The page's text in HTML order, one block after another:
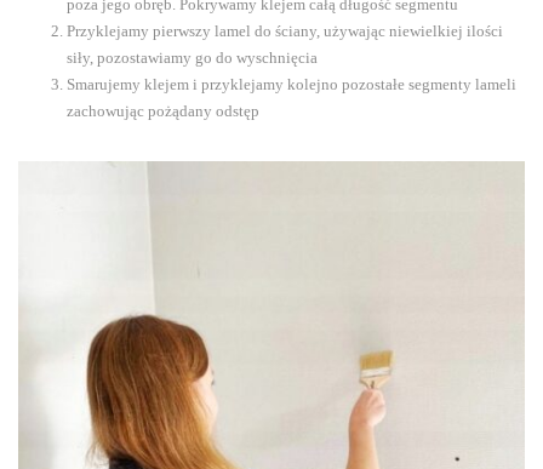
poza jego obręb. Pokrywamy klejem całą długość segmentu
Przyklejamy pierwszy lamel do ściany, używając niewielkiej ilości
siły, pozostawiamy go do wyschnięcia
Smarujemy klejem i przyklejamy kolejno pozostałe segmenty lameli
zachowując pożądany odstęp